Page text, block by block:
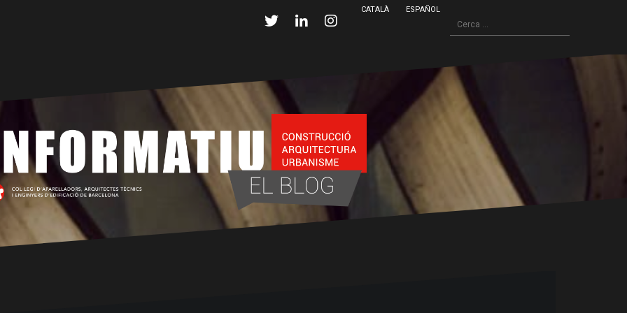
CATALÀ ESPAÑOL
Cerca: